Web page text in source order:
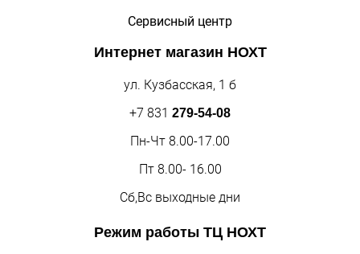
Сервисный центр
Интернет магазин НОХТ
ул. Кузбасская, 1 б
+7 831 279-54-08
Пн-Чт 8.00-17.00
Пт 8.00- 16.00
Сб,Вс выходные дни
Режим работы ТЦ НОХТ